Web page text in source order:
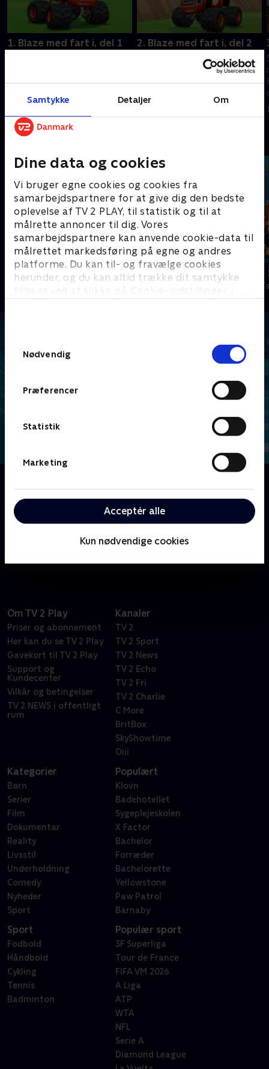
Samtykke Detaljer Om
Dine data og cookies
Vi bruger egne cookies og cookies fra
samarbejdspartnere for at give dig den bedste
oplevelse af TV 2 PLAY, til statistik og til at
målrette annoncer til dig. Vores
samarbejdspartnere kan anvende cookie-data til
målrettet markedsføring på egne og andres
platforme. Du kan til- og fravælge cookies
herunder, og du kan altid trække dit samtykke
tilbage ved at klikke på ’Cookie-indstillinger’ i
Nødvendig
Præferencer
Statistik
Marketing
Acceptér alle
Kun nødvendige cookies
1. Blaze med fart i, del 1
verdensmesterskabet. Crusher
og Blaze kæmper imod - alt
hvad han kan.
2. Blaze med fart i, del 2
Blaze og AJ møder et ræsende
hold monstermaskiner i
verdensmesterskabet. Crusher
så Blaze må kæmpe til det
allersidste.
Andre så også
Geckos Garage
Børneserier • 2 sæsoner
Brandmand
Børneserier •
monstertruckven Blaze er de bedste racerkørere i
Akselby. Sammen konkurrerer de to i løb og går på
eventyr, mens de løser problemer relateret til
Om TV 2 Play
Priser og abonnement
Her kan du se TV 2 Play
Gavekort til TV 2 Play
Support og
Kundecenter
Vilkår og betingelser
TV 2 NEWS i offentligt
rum
Kanaler
TV 2
TV 2 Sport
TV 2 News
TV 2 Echo
TV 2 Fri
TV 2 Charlie
C More
BritBox
SkyShowtime
Oiii
Kategorier
Børn
Serier
Film
Dokumentar
Reality
Livsstil
Underholdning
Comedy
Nyheder
Sport
Populært
Klovn
Badehotellet
Sygeplejeskolen
X Factor
Bachelor
Forræder
Bachelorette
Yellowstone
Paw Patrol
Barnaby
Sport
Fodbold
Håndbold
Cykling
Tennis
Badminton
Populær sport
3F Superliga
Tour de France
FIFA VM 2026
A Liga
ATP
WTA
NFL
Serie A
Diamond League